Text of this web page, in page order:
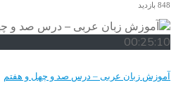
848 بازدید
00:25:10
آموزش زبان عربی – درس صد و چهل و هفتم